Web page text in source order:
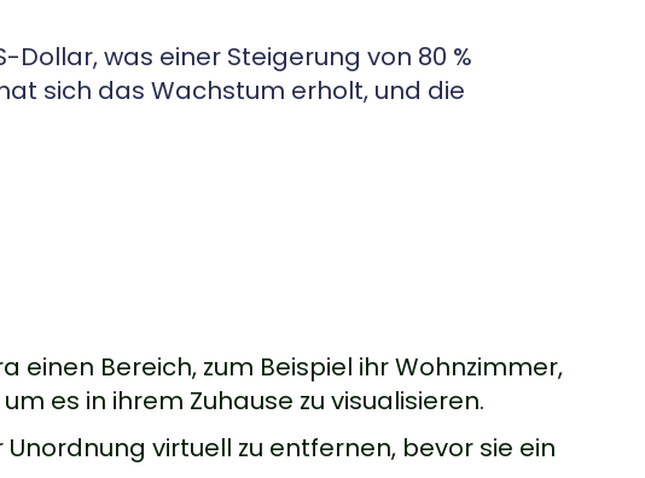
Dollar, was einer Steigerung von 80 %
sich das Wachstum erholt, und die
einen Bereich, zum Beispiel ihr Wohnzimmer,
es in ihrem Zuhause zu visualisieren.
virtuell zu entfernen, bevor sie ein